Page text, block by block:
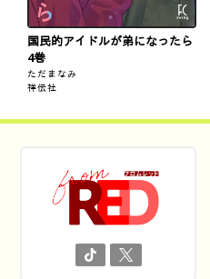
国民的アイドルが弟になったら
4巻
ただまなみ
祥伝社